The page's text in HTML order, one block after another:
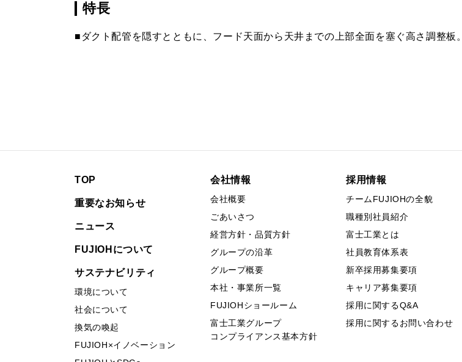
特長
■ダクト配管を隠すとともに、フード天面から天井までの上部全面を塞ぐ高さ調整板。
TOP
重要なお知らせ
ニュース
FUJIOHについて
サステナビリティ
環境について
社会について
換気の喚起
FUJIOH×イノベーション
会社情報
会社概要
ごあいさつ
経営方針・品質方針
グループの沿革
グループ概要
本社・事業所一覧
FUJIOHショールーム
富士工業グループ
コンプライアンス基本方針
採用情報
チームFUJIOHの全貌
職種別社員紹介
富士工業とは
社員教育体系表
新卒採用募集要項
キャリア募集要項
採用に関するQ&A
採用に関するお問い合わせ